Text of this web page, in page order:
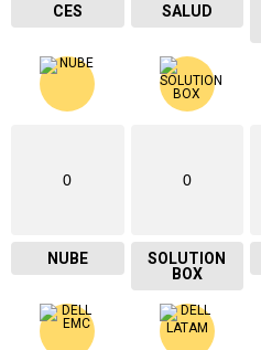
CES SALUD
0
NUBE
0
SOLUTION
BOX